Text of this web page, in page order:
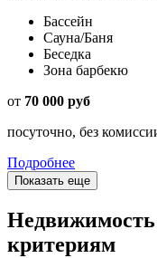
Бассейн
Сауна/Баня
Беседка
Зона барбекю
от 70 000 руб
посуточно, без
Подробнее
Показать еще
Недвижимость
критериям